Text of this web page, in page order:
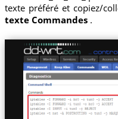
texte préféré et copiez/
texte Commandes.